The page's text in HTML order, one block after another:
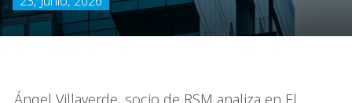
Ángel Villaverde, socio de RSM analiza en El